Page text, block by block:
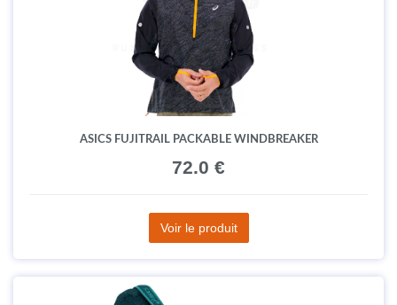
ASICS FUJITRAIL PACKABLE WINDBREAKER
72.0 €
Voir le produit